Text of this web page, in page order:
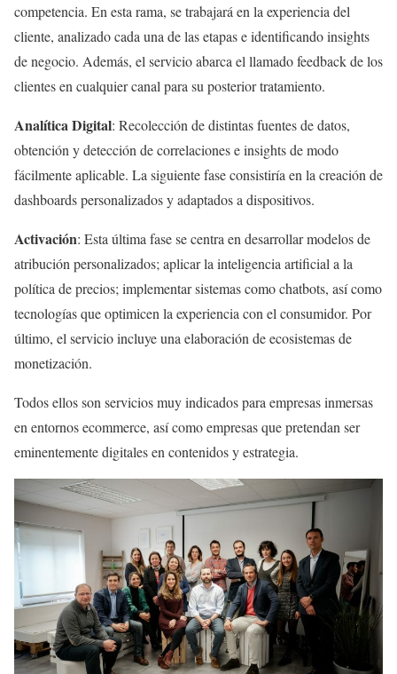
competencia. En esta rama, se trabajará en la experiencia del
cliente, analizado cada una de las etapas e identificando insights
de negocio. Además, el servicio abarca el llamado feedback de los
clientes en cualquier canal para su posterior tratamiento.
Analítica Digital: Recolección de distintas fuentes de datos,
obtención y detección de correlaciones e insights de modo
fácilmente aplicable. La siguiente fase consistiría en la creación de
dashboards personalizados y adaptados a dispositivos.
Activación: Esta última fase se centra en desarrollar modelos de
atribución personalizados; aplicar la inteligencia artificial a la
política de precios; implementar sistemas como chatbots, así como
tecnologías que optimicen la experiencia con el consumidor. Por
último, el servicio incluye una elaboración de ecosistemas de
monetización.
Todos ellos son servicios muy indicados para empresas inmersas
en entornos ecommerce, así como empresas que pretendan ser
eminentemente digitales en contenidos y estrategia.